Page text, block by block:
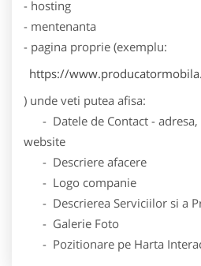
- hosting
- mentenanta
- pagina proprie (exemplu:
https://
) unde veti putea afisa:
- Datele de Contact - adresa,
website
- Descriere afacere
- Logo companie
- Descrierea Serviciilor si a
- Galerie Foto
- Pozitionare pe Harta